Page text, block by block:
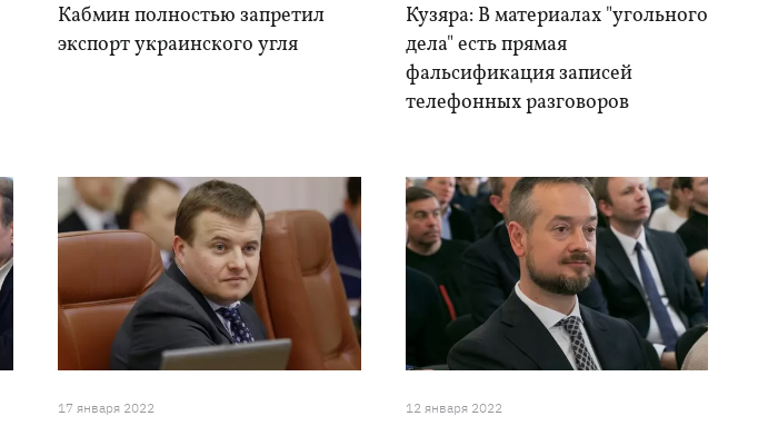
Кабмин полностью запретил
экспорт украинского угля
Кузяра: В материалах "угольного
дела" есть прямая
фальсификация записей
телефонных разговоров
17 января 2022 12 января 2022